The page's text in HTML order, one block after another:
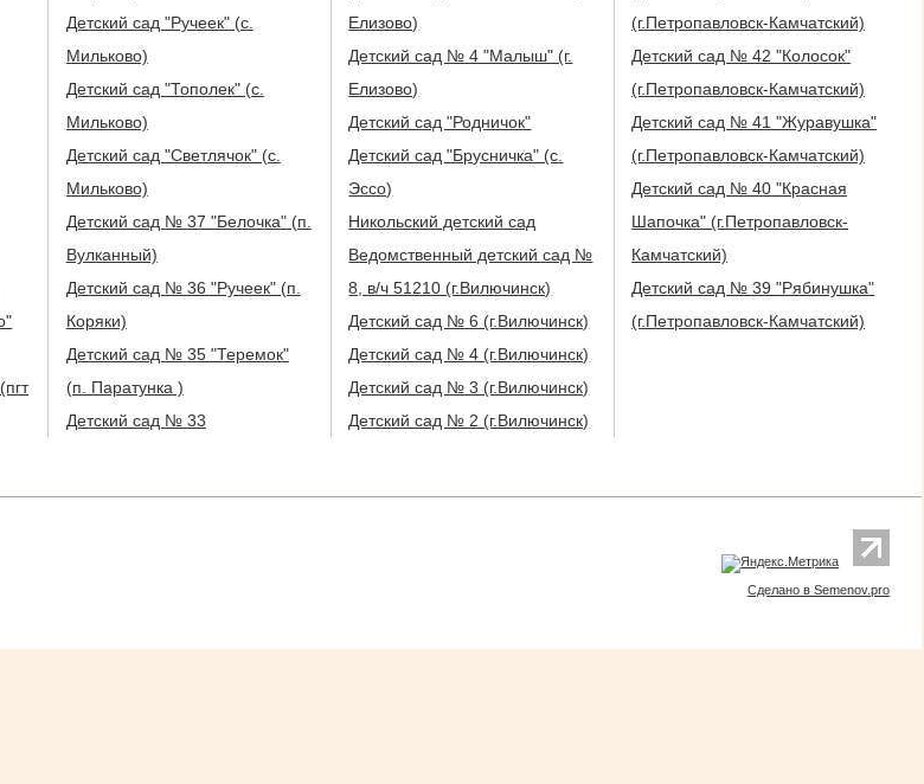
Детский сад "Ручеек" (с.
Мильково)
Детский сад "Тополек" (с.
Мильково)
Детский сад "Светлячок" (с.
Мильково)
Детский сад № 37 "Белочка" (п.
Вулканный)
Детский сад № 36 "Ручеек" (п.
Коряки)
Детский сад № 35 "Теремок"
(п. Паратунка )
Детский сад № 33
Елизово)
Детский сад № 4 "Малыш" (г.
Елизово)
Детский сад "Родничок"
Детский сад "Брусничка" (с.
Эссо)
Никольский детский сад
Ведомственный детский сад №
8, в/ч 51210 (г.Вилючинск)
Детский сад № 6 (г.Вилючинск)
Детский сад № 4 (г.Вилючинск)
Детский сад № 3 (г.Вилючинск)
Детский сад № 2 (г.Вилючинск)
(г.Петропавловск-Камчатский)
Детский сад № 42 "Колосок"
(г.Петропавловск-Камчатский)
Детский сад № 41 "Журавушка"
(г.Петропавловск-Камчатский)
Детский сад № 40 "Красная
Шапочка" (г.Петропавловск-
Камчатский)
Детский сад № 39 "Рябинушка"
(г.Петропавловск-Камчатский)
Сделано в Semenov.pro